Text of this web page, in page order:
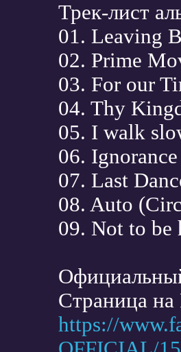
Трек-лист
01. Leaving
02. Prime
03. For our
04. Thy
05. I walk
06.
07. Last
08. Auto
09. Not to be
Страница на
https://